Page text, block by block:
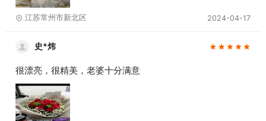
江苏常州市新北区 2024-04-17
史*炜
很漂亮，很精美，老婆十分满意